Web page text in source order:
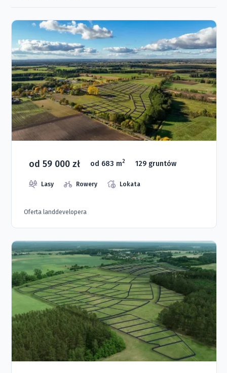
od 59 000 zł od 683 m2 129 gruntów
Lasy Rowery Lokata
Oferta landdevelopera